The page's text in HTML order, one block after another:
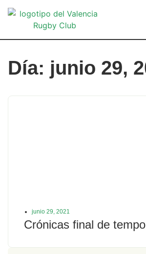
Día: junio 29,
junio 29, 2021
Crónicas final de